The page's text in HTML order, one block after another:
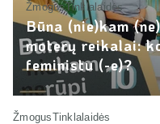
ŽmogusTinklalaidės
Būna (nie)kam
moterų reikalai:
feministu (-e)?
ŽmogusTinklalaidės